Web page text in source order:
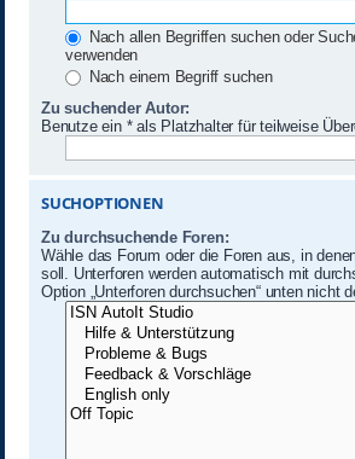
Nach allen Begriffen suchen oder
verwenden
Nach einem Begriff suchen
Zu suchender Autor:
Benutze ein * als Platzhalter für teilweise
SUCHOPTIONEN
Zu durchsuchende Foren:
Wähle das Forum oder die Foren aus, in
soll. Unterforen werden automatisch mit
Option „Unterforen durchsuchen“ unten nicht